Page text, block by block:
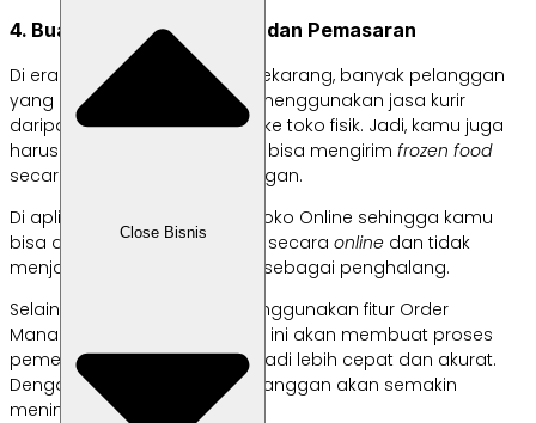
Close Bisnis
4. Buat Rencana Distribusi dan Pemasaran
Di era belanja
seperti sekarang, banyak pelanggan
yang mungkin lebih memilih menggunakan jasa kurir
daripada membeli langsung ke toko fisik. Jadi, kamu juga
harus menyiapkan cara agar bisa mengirim frozen food
secara cepat kepada pelanggan.
Di aplikasi
, ada fitur Toko Online sehingga kamu
bisa dengan mudah berjalan secara online dan tidak
menjadikan jarak pelanggan sebagai penghalang.
Selain itu, kamu juga bisa menggunakan fitur Order
Management di
. Fitur ini akan membuat proses
pemesanan pelanggan menjadi lebih cepat dan akurat.
Dengan begitu, kepuasan pelanggan akan semakin
meningkat.